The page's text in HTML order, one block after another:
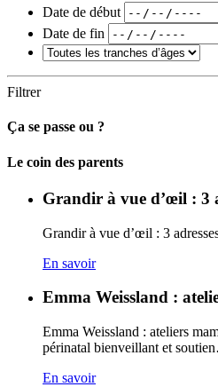
Date de début
Date de fin
Filtrer
Ça se passe ou ?
Carto
Le coin des parents
Grandir à vue d’œil : 3
Grandir à vue d’œil : 3
En savoir
Emma Weissland :
Emma Weissland : ateliers
périnatal bienveillant et
En savoir